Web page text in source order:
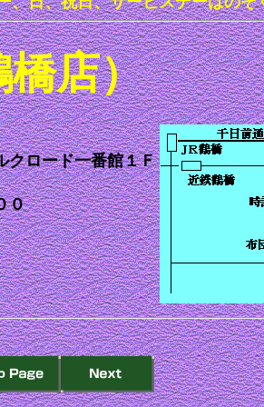
店）
ロード一番館１Ｆ
０